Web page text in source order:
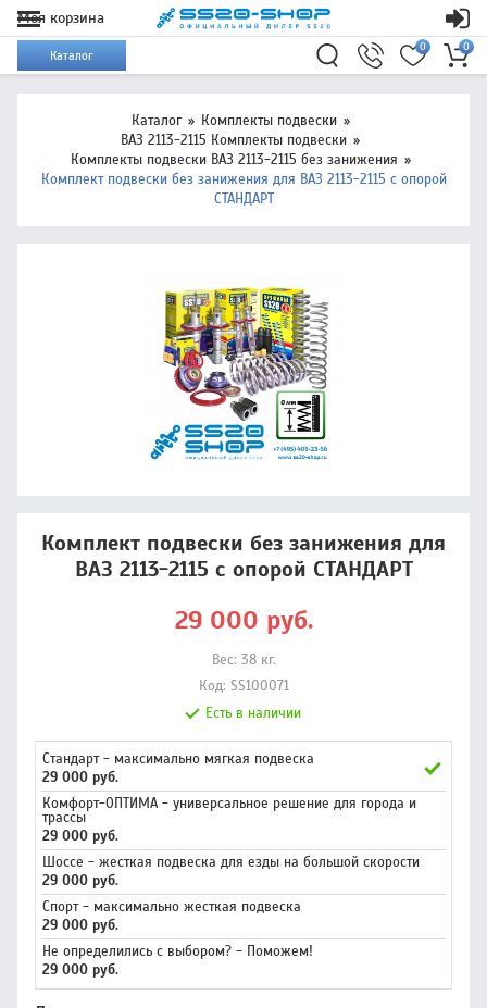
Моя корзина
Каталог
0
0
Каталог
Комплекты подвески
ВАЗ 2113-2115 Комплекты подвески
Комплекты подвески ВАЗ 2113-2115 без занижения
Комплект подвески без занижения для ВАЗ 2113-2115 с опорой
СТАНДАРТ
Комплект подвески без занижения для
ВАЗ 2113-2115 с опорой СТАНДАРТ
29 000 руб.
Вес: 38кг.
Код: SS100071
Есть в наличии
Стандарт - максимально мягкая подвеска
29 000 руб.
Комфорт-ОПТИМА - универсальное решение для города и
трассы
29 000 руб.
Шоссе - жесткая подвеска для езды на большой скорости
29 000 руб.
Спорт - максимально жесткая подвеска
29 000 руб.
Не определились с выбором? - Поможем!
29 000 руб.